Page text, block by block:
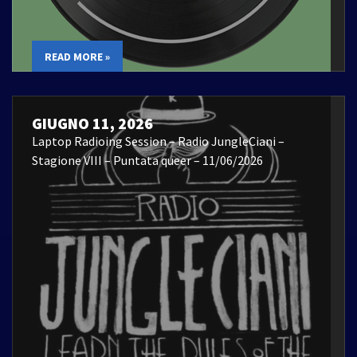
READ MORE »
GIUGNO 11, 2026
Laptop Radioing Session – Radio JungleCiani –
Stagione VIII – Puntata queer – 11/06/2026